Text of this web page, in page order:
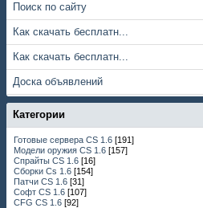
Поиск по сайту
Как скачать бесплатн...
Как скачать бесплатн...
Доска объявлений
Категории
Готовые сервера CS 1.6 [191]
Модели оружия CS 1.6 [157]
Спрайты CS 1.6 [16]
Сборки Cs 1.6 [154]
Патчи CS 1.6 [31]
Софт CS 1.6 [107]
CFG CS 1.6 [92]